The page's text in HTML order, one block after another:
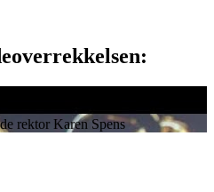
rektor Karen Spens